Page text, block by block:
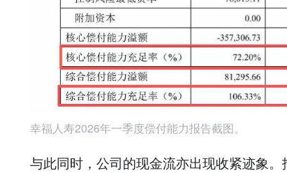
幸福人寿2026年一季度偿付能力报告截图。
与此同时，公司的现金流亦出现收紧迹象